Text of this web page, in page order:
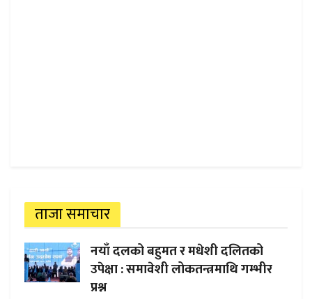
ताजा समाचार
नयाँ दलको बहुमत र मधेशी दलितको
उपेक्षा : समावेशी लोकतन्त्रमाथि गम्भीर
प्रश्न